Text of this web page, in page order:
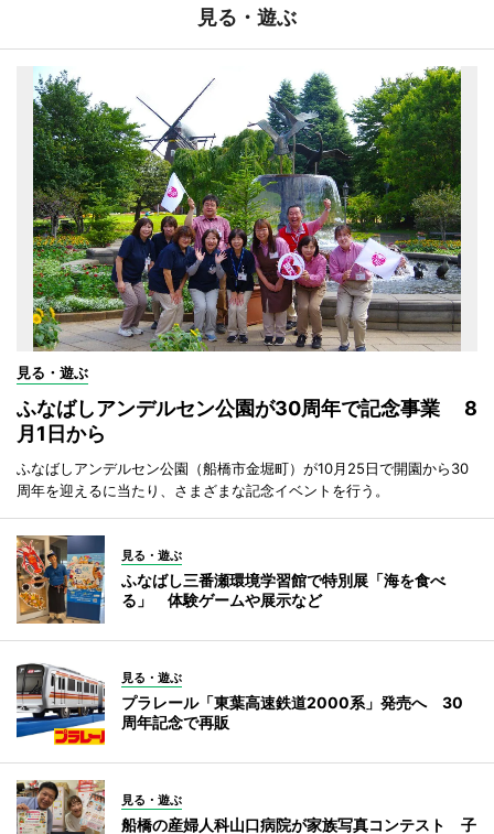
見る・遊ぶ
見る・遊ぶ
ふなばしアンデルセン公園が30周年で記念事業 8
月1日から
ふなばしアンデルセン公園（船橋市金堀町）が10月25日で開園から30
周年を迎えるに当たり、さまざまな記念イベントを行う。
見る・遊ぶ
ふなばし三番瀬環境学習館で特別展「海を食べ
る」 体験ゲームや展示など
見る・遊ぶ
プラレール「東葉高速鉄道2000系」発売へ 30
周年記念で再販
見る・遊ぶ
船橋の産婦人科山口病院が家族写真コンテスト 子